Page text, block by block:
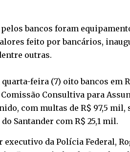
bancos foram
feito por bancários,
outras.
feira (7) oito bancos em
Consultiva para
com multas de R$ 97,5
Santander com R$ 25,1 mil.
da Polícia Federal,